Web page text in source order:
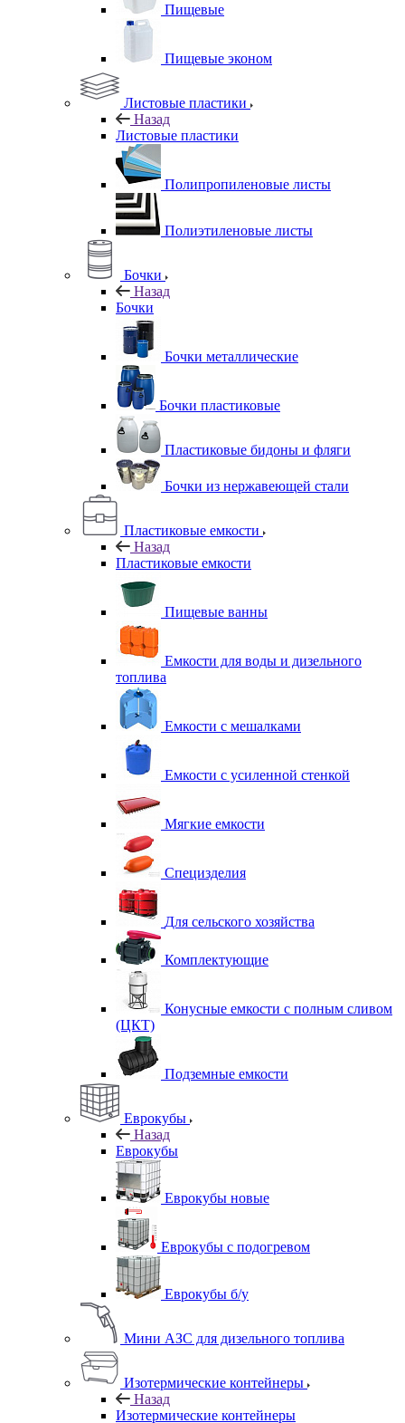
Пищевые
Пищевые эконом
Листовые пластики
Назад
Листовые пластики
Полипропиленовые листы
Полиэтиленовые листы
Бочки
Назад
Бочки
Бочки металлические
Бочки пластиковые
Пластиковые бидоны и фляги
Бочки из нержавеющей стали
Пластиковые емкости
Назад
Пластиковые емкости
Пищевые ванны
Емкости для воды и дизельного
топлива
Емкости с мешалками
Емкости с усиленной стенкой
Мягкие емкости
Специзделия
Для сельского хозяйства
Комплектующие
Конусные емкости с полным сливом
(ЦКТ)
Подземные емкости
Еврокубы
Назад
Еврокубы
Еврокубы новые
Еврокубы с подогревом
Еврокубы б/у
Мини АЗС для дизельного топлива
Изотермические контейнеры
Назад
Изотермические контейнеры